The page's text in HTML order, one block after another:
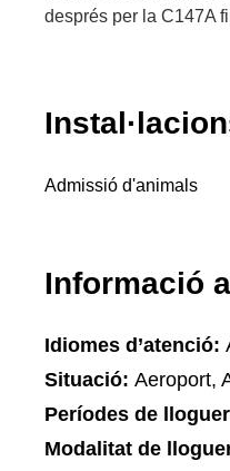
després per la C147A
Admissió d'animals
Informació
Idiomes d’atenció:
Situació: Aeroport,
Períodes de
Modalitat de